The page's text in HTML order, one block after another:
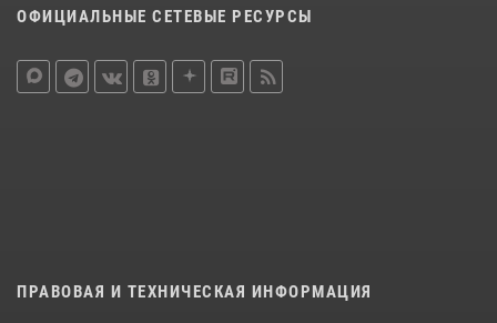
ОФИЦИАЛЬНЫЕ СЕТЕВЫЕ РЕСУРСЫ
ПРАВОВАЯ И ТЕХНИЧЕСКАЯ ИНФОРМАЦИЯ